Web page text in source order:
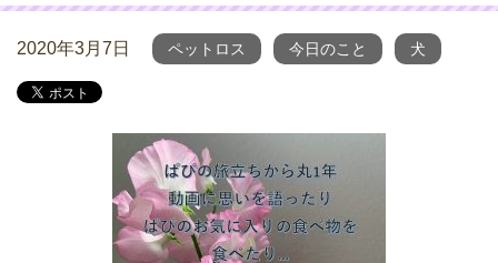
2020年3月7日 ペットロス 今日のこと 犬